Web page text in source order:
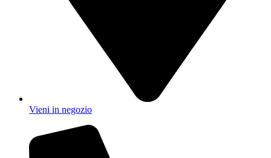
Vieni in negozio